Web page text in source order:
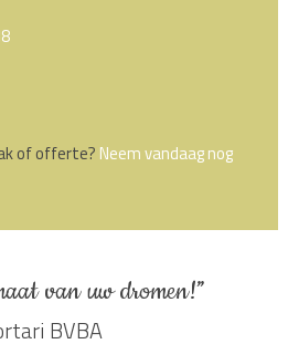
of offerte? Neem vandaag nog
van uw dromen!”
BVBA